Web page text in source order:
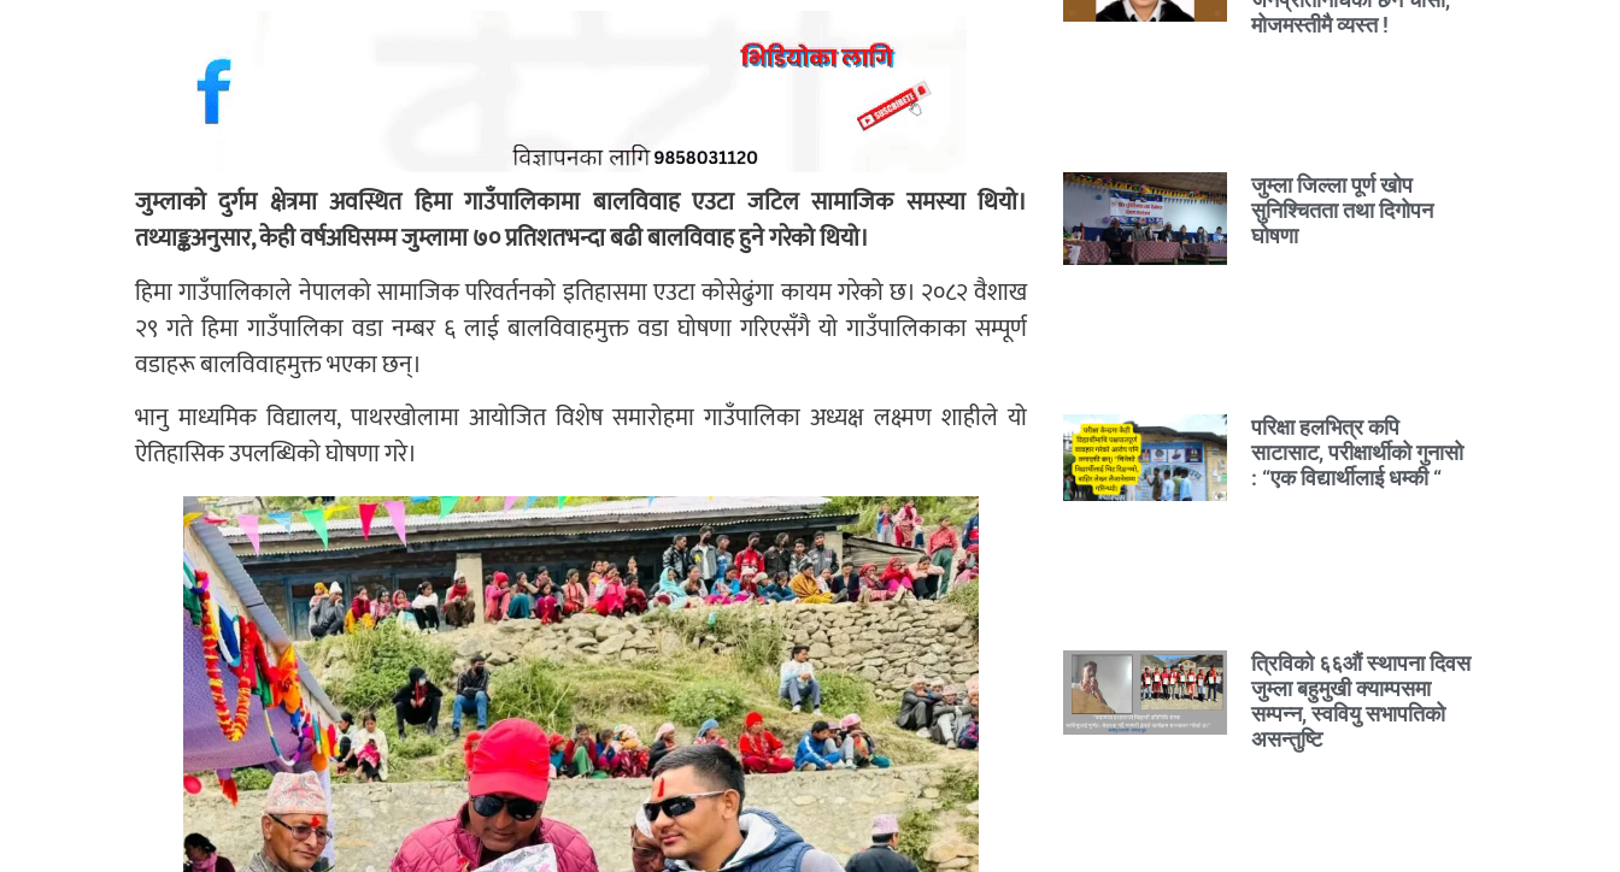
जुम्लाको दुर्गम क्षेत्रमा अवस्थित हिमा गाउँपालिकामा बालविवाह एउटा जटिल सामाजिक समस्या थियो।
तथ्याङ्कअनुसार, केही वर्षअघिसम्म जुम्लामा ७० प्रतिशतभन्दा बढी बालविवाह हुने गरेको थियो।
हिमा गाउँपालिकाले नेपालको सामाजिक परिवर्तनको इतिहासमा एउटा कोसेढुंगा कायम गरेको छ। २०८२ वैशाख
२९ गते हिमा गाउँपालिका वडा नम्बर ६ लाई बालविवाहमुक्त वडा घोषणा गरिएसँगै यो गाउँपालिकाका सम्पूर्ण
वडाहरू बालविवाहमुक्त भएका छन्।
भानु माध्यमिक विद्यालय, पाथरखोलामा आयोजित विशेष समारोहमा गाउँपालिका अध्यक्ष लक्ष्मण शाहीले यो
ऐतिहासिक उपलब्धिको घोषणा गरे।
मोजमस्तीमै व्यस्त !
जुम्ला जिल्ला पूर्ण खोप
सुनिश्चितता तथा दिगोपन
घोषणा
परिक्षा हलभित्र कपि
साटासाट, परीक्षार्थीको गुनासो
: “एक विद्यार्थीलाई धम्की “
त्रिविको ६६औं स्थापना दिवस
जुम्ला बहुमुखी क्याम्पसमा
सम्पन्न, स्ववियु सभापतिको
असन्तुष्टि